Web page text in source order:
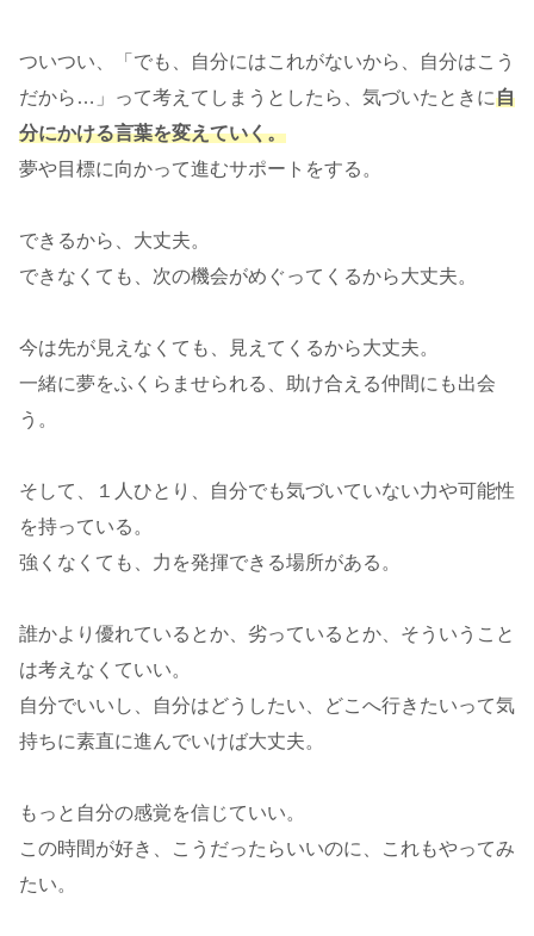
ついつい、「でも、自分にはこれがないから、自分はこう
だから…」って考えてしまうとしたら、気づいたときに自
分にかける言葉を変えていく。
夢や目標に向かって進むサポートをする。
できるから、大丈夫。
できなくても、次の機会がめぐってくるから大丈夫。
今は先が見えなくても、見えてくるから大丈夫。
一緒に夢をふくらませられる、助け合える仲間にも出会
う。
そして、１人ひとり、自分でも気づいていない力や可能性
を持っている。
強くなくても、力を発揮できる場所がある。
誰かより優れているとか、劣っているとか、そういうこと
は考えなくていい。
自分でいいし、自分はどうしたい、どこへ行きたいって気
持ちに素直に進んでいけば大丈夫。
もっと自分の感覚を信じていい。
この時間が好き、こうだったらいいのに、これもやってみ
たい。